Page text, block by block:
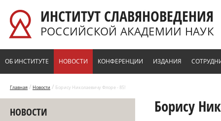
ИНСТИТУТ СЛАВЯНОВЕДЕНИЯ
РОССИЙСКОЙ АКАДЕМИИ НАУК
ОБ ИНСТИТУТЕ НОВОСТИ КОНФЕРЕНЦИИ ИЗДАНИЯ
Главная / Новости / Борису Николаевичу Флоре - 85!
НОВОСТИ Борису